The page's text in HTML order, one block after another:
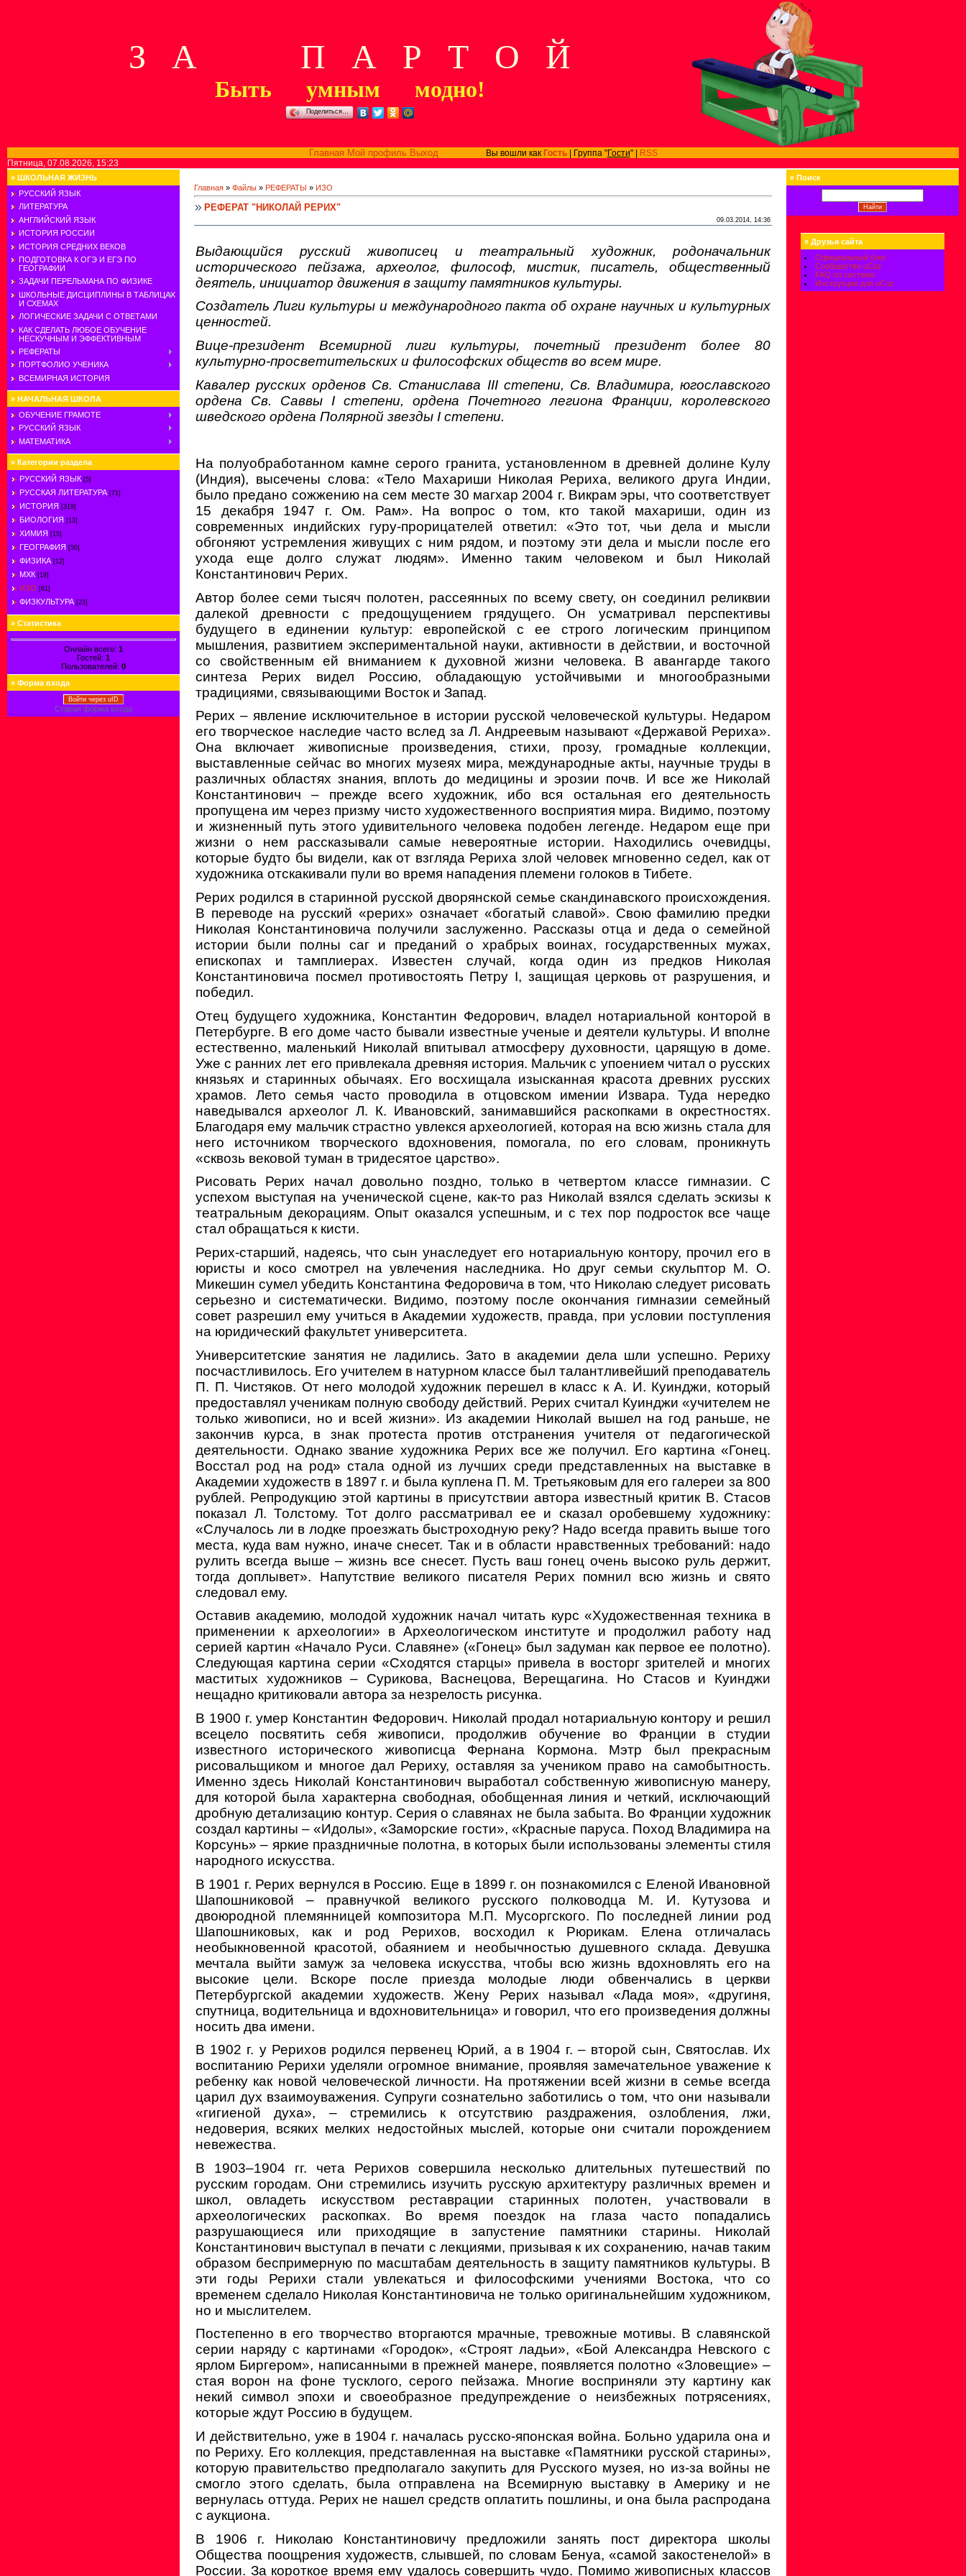
З А П А Р Т О Й
Быть умным модно!
Поделиться…
Главная Мой профиль ВыходВы вошли как Гость| Группа "Гости" |
RSS
Пятница, 07.08.2026, 15:23
» ШКОЛЬНАЯ ЖИЗНЬ
РУССКИЙ ЯЗЫК
ЛИТЕРАТУРА
АНГЛИЙСКИЙ ЯЗЫК
ИСТОРИЯ РОССИИ
ИСТОРИЯ СРЕДНИХ ВЕКОВ
ПОДГОТОВКА К ОГЭ И ЕГЭ ПО
ГЕОГРАФИИ
ЗАДАЧИ ПЕРЕЛЬМАНА ПО ФИЗИКЕ
ШКОЛЬНЫЕ ДИСЦИПЛИНЫ В ТАБЛИЦАХ
И СХЕМАХ
ЛОГИЧЕСКИЕ ЗАДАЧИ С ОТВЕТАМИ
КАК СДЕЛАТЬ ЛЮБОЕ ОБУЧЕНИЕ
НЕСКУЧНЫМ И ЭФФЕКТИВНЫМ
РЕФЕРАТЫ
ПОРТФОЛИО УЧЕНИКА
ВСЕМИРНАЯ ИСТОРИЯ
» НАЧАЛЬНАЯ ШКОЛА
ОБУЧЕНИЕ ГРАМОТЕ
РУССКИЙ ЯЗЫК
МАТЕМАТИКА
» Категории раздела
РУССКИЙ ЯЗЫК [5]
РУССКАЯ ЛИТЕРАТУРА [71]
ИСТОРИЯ [319]
БИОЛОГИЯ [13]
ХИМИЯ [15]
ГЕОГРАФИЯ [50]
ФИЗИКА [12]
МХК [19]
ИЗО [61]
ФИЗКУЛЬТУРА [23]
» Статистика
Онлайн всего: 1
Гостей: 1
Пользователей: 0
» Форма входа
Войти через uID
Старая форма входа
Главная » Файлы » РЕФЕРАТЫ » ИЗО
РЕФЕРАТ "НИКОЛАЙ РЕРИХ"
09.03.2014, 14:36
Выдающийся русский живописец и театральный художник, родоначальник
исторического пейзажа, археолог, философ, мистик, писатель, общественный
деятель, инициатор движения в защиту памятников культуры.
Создатель Лиги культуры и международного пакта об охране научных и культурных
ценностей.
Вице-президент Всемирной лиги культуры, почетный президент более 80
культурно-просветительских и философских обществ во всем мире.
Кавалер русских орденов Св. Станислава III степени, Св. Владимира, югославского
ордена Св. Саввы I степени, ордена Почетного легиона Франции, королевского
шведского ордена Полярной звезды I степени.
На полуобработанном камне серого гранита, установленном в древней долине Кулу
(Индия), высечены слова: «Тело Махариши Николая Рериха, великого друга Индии,
было предано сожжению на сем месте 30 магхар 2004 г. Викрам эры, что соответствует
15 декабря 1947 г. Ом. Рам». На вопрос о том, кто такой махариши, один из
современных индийских гуру-прорицателей ответил: «Это тот, чьи дела и мысли
обгоняют устремления живущих с ним рядом, и поэтому эти дела и мысли после его
ухода еще долго служат людям». Именно таким человеком и был Николай
Константинович Рерих.
Автор более семи тысяч полотен, рассеянных по всему свету, он соединил реликвии
далекой древности с предощущением грядущего. Он усматривал перспективы
будущего в единении культур: европейской с ее строго логическим принципом
мышления, развитием экспериментальной науки, активности в действии, и восточной
со свойственным ей вниманием к духовной жизни человека. В авангарде такого
синтеза Рерих видел Россию, обладающую устойчивыми и многообразными
традициями, связывающими Восток и Запад.
Рерих – явление исключительное в истории русской человеческой культуры. Недаром
его творческое наследие часто вслед за Л. Андреевым называют «Державой Рериха».
Она включает живописные произведения, стихи, прозу, громадные коллекции,
выставленные сейчас во многих музеях мира, международные акты, научные труды в
различных областях знания, вплоть до медицины и эрозии почв. И все же Николай
Константинович – прежде всего художник, ибо вся остальная его деятельность
пропущена им через призму чисто художественного восприятия мира. Видимо, поэтому
и жизненный путь этого удивительного человека подобен легенде. Недаром еще при
жизни о нем рассказывали самые невероятные истории. Находились очевидцы,
которые будто бы видели, как от взгляда Рериха злой человек мгновенно седел, как от
художника отскакивали пули во время нападения племени голоков в Тибете.
Рерих родился в старинной русской дворянской семье скандинавского происхождения.
В переводе на русский «рерих» означает «богатый славой». Свою фамилию предки
Николая Константиновича получили заслуженно. Рассказы отца и деда о семейной
истории были полны саг и преданий о храбрых воинах, государственных мужах,
епископах и тамплиерах. Известен случай, когда один из предков Николая
Константиновича посмел противостоять Петру I, защищая церковь от разрушения, и
победил.
Отец будущего художника, Константин Федорович, владел нотариальной конторой в
Петербурге. В его доме часто бывали известные ученые и деятели культуры. И вполне
естественно, маленький Николай впитывал атмосферу духовности, царящую в доме.
Уже с ранних лет его привлекала древняя история. Мальчик с упоением читал о русских
князьях и старинных обычаях. Его восхищала изысканная красота древних русских
храмов. Лето семья часто проводила в отцовском имении Извара. Туда нередко
наведывался археолог Л. К. Ивановский, занимавшийся раскопками в окрестностях.
Благодаря ему мальчик страстно увлекся археологией, которая на всю жизнь стала для
него источником творческого вдохновения, помогала, по его словам, проникнуть
«сквозь вековой туман в тридесятое царство».
Рисовать Рерих начал довольно поздно, только в четвертом классе гимназии. С
успехом выступая на ученической сцене, как-то раз Николай взялся сделать эскизы к
театральным декорациям. Опыт оказался успешным, и с тех пор подросток все чаще
стал обращаться к кисти.
Рерих-старший, надеясь, что сын унаследует его нотариальную контору, прочил его в
юристы и косо смотрел на увлечения наследника. Но друг семьи скульптор М. О.
Микешин сумел убедить Константина Федоровича в том, что Николаю следует рисовать
серьезно и систематически. Видимо, поэтому после окончания гимназии семейный
совет разрешил ему учиться в Академии художеств, правда, при условии поступления
на юридический факультет университета.
Университетские занятия не ладились. Зато в академии дела шли успешно. Рериху
посчастливилось. Его учителем в натурном классе был талантливейший преподаватель
П. П. Чистяков. От него молодой художник перешел в класс к А. И. Куинджи, который
предоставлял ученикам полную свободу действий. Рерих считал Куинджи «учителем не
только живописи, но и всей жизни». Из академии Николай вышел на год раньше, не
закончив курса, в знак протеста против отстранения учителя от педагогической
деятельности. Однако звание художника Рерих все же получил. Его картина «Гонец.
Восстал род на род» стала одной из лучших среди представленных на выставке в
Академии художеств в 1897 г. и была куплена П. М. Третьяковым для его галереи за 800
рублей. Репродукцию этой картины в присутствии автора известный критик В. Стасов
показал Л. Толстому. Тот долго рассматривал ее и сказал оробевшему художнику:
«Случалось ли в лодке проезжать быстроходную реку? Надо всегда править выше того
места, куда вам нужно, иначе снесет. Так и в области нравственных требований: надо
рулить всегда выше – жизнь все снесет. Пусть ваш гонец очень высоко руль держит,
тогда доплывет». Напутствие великого писателя Рерих помнил всю жизнь и свято
следовал ему.
Оставив академию, молодой художник начал читать курс «Художественная техника в
применении к археологии» в Археологическом институте и продолжил работу над
серией картин «Начало Руси. Славяне» («Гонец» был задуман как первое ее полотно).
Следующая картина серии «Сходятся старцы» привела в восторг зрителей и многих
маститых художников – Сурикова, Васнецова, Верещагина. Но Стасов и Куинджи
нещадно критиковали автора за незрелость рисунка.
В 1900 г. умер Константин Федорович. Николай продал нотариальную контору и решил
всецело посвятить себя живописи, продолжив обучение во Франции в студии
известного исторического живописца Фернана Кормона. Мэтр был прекрасным
рисовальщиком и многое дал Рериху, оставляя за учеником право на самобытность.
Именно здесь Николай Константинович выработал собственную живописную манеру,
для которой была характерна свободная, обобщенная линия и четкий, исключающий
дробную детализацию контур. Серия о славянах не была забыта. Во Франции художник
создал картины – «Идолы», «Заморские гости», «Красные паруса. Поход Владимира на
Корсунь» – яркие праздничные полотна, в которых были использованы элементы стиля
народного искусства.
В 1901 г. Рерих вернулся в Россию. Еще в 1899 г. он познакомился с Еленой Ивановной
Шапошниковой – правнучкой великого русского полководца М. И. Кутузова и
двоюродной племянницей композитора М.П. Мусоргского. По последней линии род
Шапошниковых, как и род Рерихов, восходил к Рюрикам. Елена отличалась
необыкновенной красотой, обаянием и необычностью душевного склада. Девушка
мечтала выйти замуж за человека искусства, чтобы всю жизнь вдохновлять его на
высокие цели. Вскоре после приезда молодые люди обвенчались в церкви
Петербургской академии художеств. Жену Рерих называл «Лада моя», «другиня,
спутница, водительница и вдохновительница» и говорил, что его произведения должны
носить два имени.
В 1902 г. у Рерихов родился первенец Юрий, а в 1904 г. – второй сын, Святослав. Их
воспитанию Рерихи уделяли огромное внимание, проявляя замечательное уважение к
ребенку как новой человеческой личности. На протяжении всей жизни в семье всегда
царил дух взаимоуважения. Супруги сознательно заботились о том, что они называли
«гигиеной духа», – стремились к отсутствию раздражения, озлобления, лжи,
недоверия, всяких мелких недостойных мыслей, которые они считали порождением
невежества.
В 1903–1904 гг. чета Рерихов совершила несколько длительных путешествий по
русским городам. Они стремились изучить русскую архитектуру различных времен и
школ, овладеть искусством реставрации старинных полотен, участвовали в
археологических раскопках. Во время поездок на глаза часто попадались
разрушающиеся или приходящие в запустение памятники старины. Николай
Константинович выступал в печати с лекциями, призывая к их сохранению, начав таким
образом беспримерную по масштабам деятельность в защиту памятников культуры. В
эти годы Рерихи стали увлекаться и философскими учениями Востока, что со
временем сделало Николая Константиновича не только оригинальнейшим художником,
но и мыслителем.
Постепенно в его творчество вторгаются мрачные, тревожные мотивы. В славянской
серии наряду с картинами «Городок», «Строят ладьи», «Бой Александра Невского с
ярлом Биргером», написанными в прежней манере, появляется полотно «Зловещие» –
стая ворон на фоне тусклого, серого пейзажа. Многие восприняли эту картину как
некий символ эпохи и своеобразное предупреждение о неизбежных потрясениях,
которые ждут Россию в будущем.
И действительно, уже в 1904 г. началась русско-японская война. Больно ударила она и
по Рериху. Его коллекция, представленная на выставке «Памятники русской старины»,
которую правительство предполагало закупить для Русского музея, но из-за войны не
смогло этого сделать, была отправлена на Всемирную выставку в Америку и не
вернулась оттуда. Рерих не нашел средств оплатить пошлины, и она была распродана
с аукциона.
В 1906 г. Николаю Константиновичу предложили занять пост директора школы
Общества поощрения художеств, слывшей, по словам Бенуа, «самой закостенелой» в
России. За короткое время ему удалось совершить чудо. Помимо живописных классов
» Поиск
» Друзья сайта
Официальный блог
Сообщество uCoz
FAQ по системе
Инструкции для uCoz